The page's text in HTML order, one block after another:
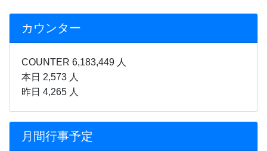
カウンター
COUNTER 6,183,449 人
本日 2,573 人
昨日 4,265 人
月間行事予定